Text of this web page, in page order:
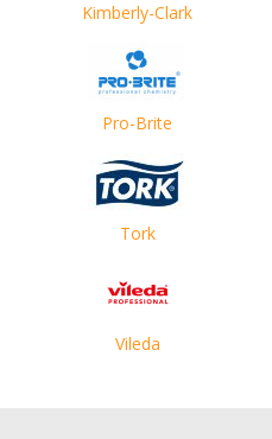
Kimberly-Clark
Pro-Brite
Tork
Vileda